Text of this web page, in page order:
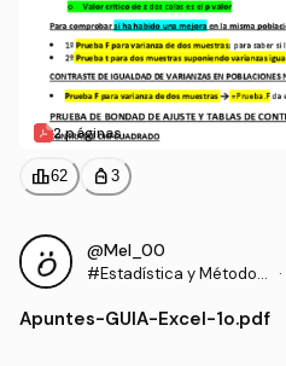
2 páginas
leaderboard62 personal_bag 3
@Mel_00
#Estadística y Métodos
·
Apuntes-GUIA-Excel-1o.pdf